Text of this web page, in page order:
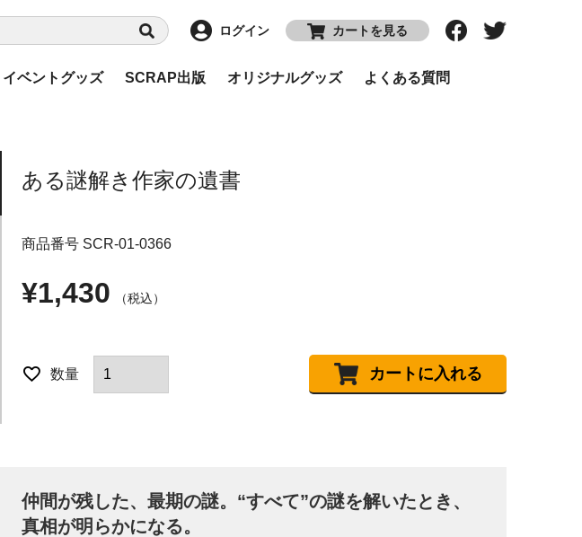
ログイン カートを見る
イベントグッズ SCRAP出版 オリジナルグッズ よくある質問
ある謎解き作家の遺書
商品番号 SCR-01-0366
¥1,430 税込
カートに入れる
仲間が残した、最期の謎。“すべて”の謎を解いたとき、
真相が明らかになる。